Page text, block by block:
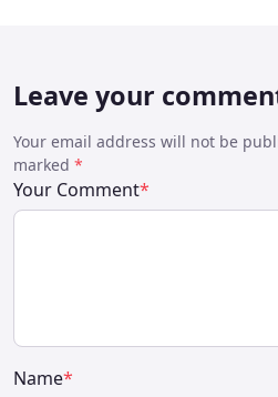
Leave your
Your email address will not be
marked *
Your Comment*
Name*